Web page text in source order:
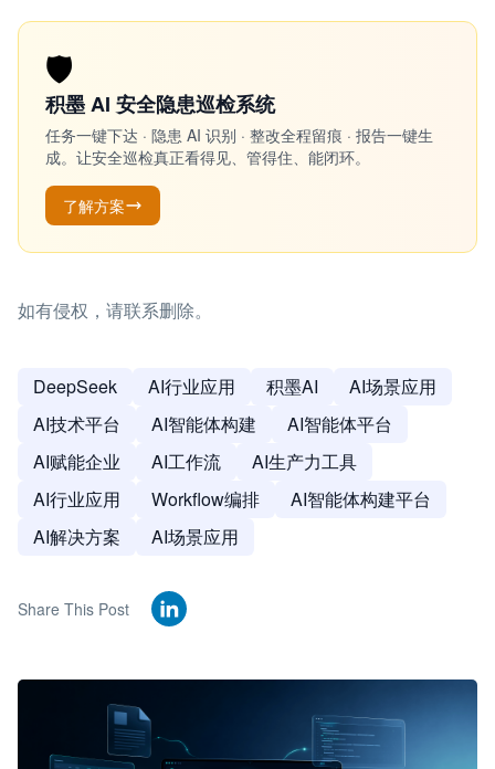
🛡️
积墨 AI 安全隐患巡检系统
任务一键下达 · 隐患 AI 识别 · 整改全程留痕 · 报告一键生
成。让安全巡检真正看得见、管得住、能闭环。
了解方案
如有侵权，请联系删除。
DeepSeek AI行业应用 积墨AI
AI场景应用
AI技术平台
AI智能体构建
AI智能体平台
AI赋能企业
AI工作流
AI生产力工具
AI行业应用
Workflow编排
AI智能体构建平台
AI解决方案
AI场景应用
Share This Post